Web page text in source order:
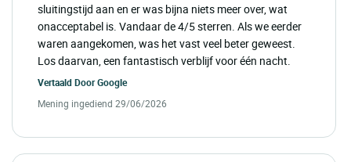
sluitingstijd aan en er was bijna niets meer over, wat
onacceptabel is. Vandaar de 4/5 sterren. Als we eerder
waren aangekomen, was het vast veel beter geweest.
Los daarvan, een fantastisch verblijf voor één nacht.
Vertaald DoorGoogle
Mening ingediend 29/06/2026